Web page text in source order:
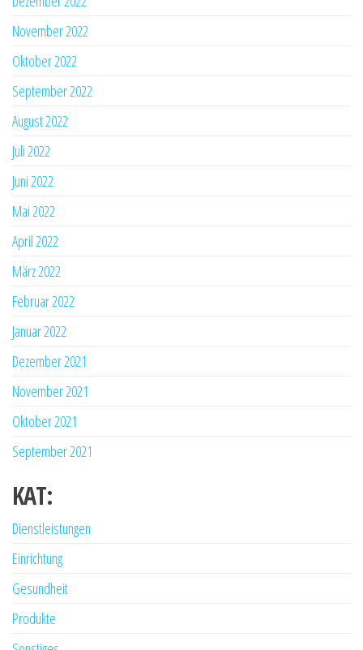
November 2022
Oktober 2022
September 2022
August 2022
Juli 2022
Juni 2022
Mai 2022
April 2022
März 2022
Februar 2022
Januar 2022
Dezember 2021
November 2021
Oktober 2021
September 2021
KAT:
Dienstleistungen
Einrichtung
Gesundheit
Produkte